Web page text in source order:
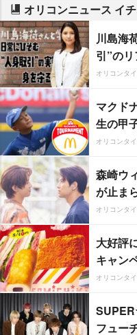
オリコンニュース イ
川島海
引”の
オリコンタ
マクド
生の甲
オリコンタ
森崎ウ
が止ま
オリコンタ
大好評
キャン
オリコンタ
フュー